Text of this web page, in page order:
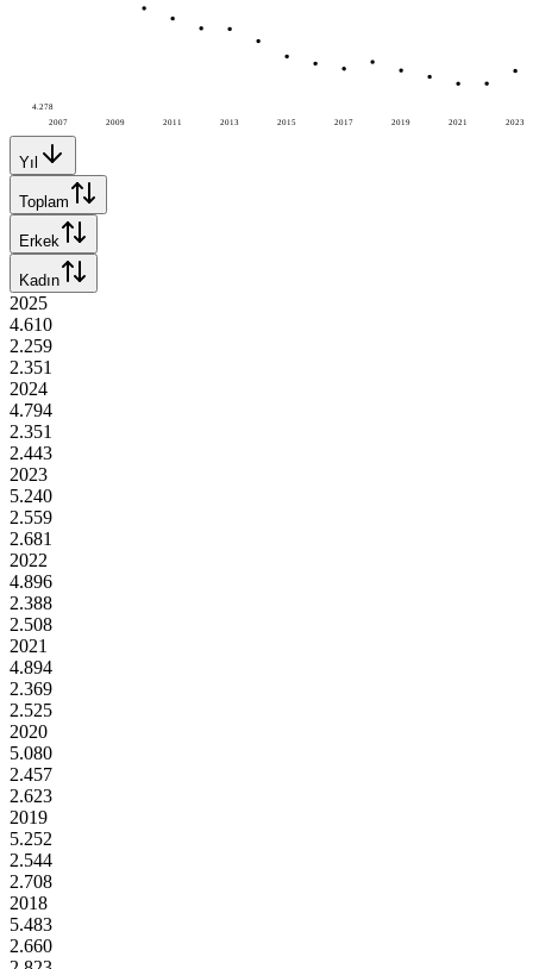
2007 2009 2011 2013 2015 2017 2019 2021 2023
4.278
Yıl
Toplam
Erkek
Kadın
2025
4.610
2.259
2.351
2024
4.794
2.351
2.443
2023
5.240
2.559
2.681
2022
4.896
2.388
2.508
2021
4.894
2.369
2.525
2020
5.080
2.457
2.623
2019
5.252
2.544
2.708
2018
5.483
2.660